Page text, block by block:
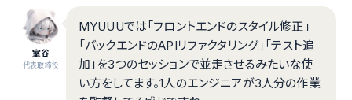
室谷
代表取締役
MYUUUでは「フロントエンドのスタイル修正」
「バックエンドのAPIリファクタリング」「テスト追
加」を3つのセッションで並走させるみたいな使
い方をしてます。1人のエンジニアが3人分の作業